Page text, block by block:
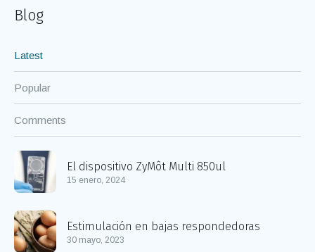
Blog
Latest
Popular
Comments
El dispositivo ZyMôt Multi 850ul
15 enero, 2024
Estimulación en bajas respondedoras
30 mayo, 2023